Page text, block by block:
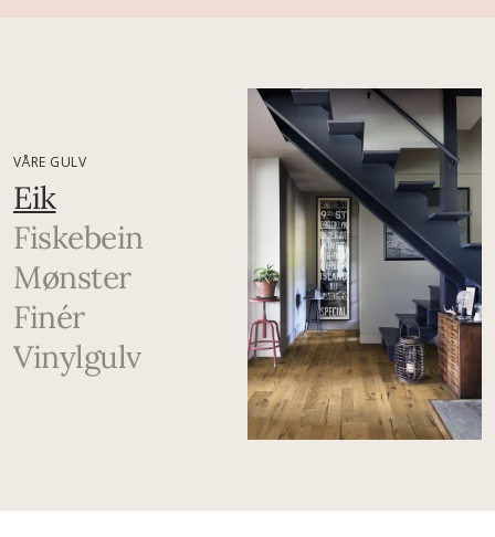
VÅRE GULV
Eik
Fiskebein
Mønster
Finér
Vinylgulv